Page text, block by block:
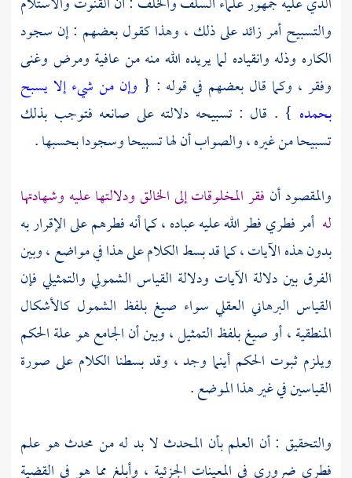
والتسبيح أمر زائد على ذلك ، وهذا كقول بعضهم : إن سجود
الكاره وذله وانقياده لما يريده الله منه من عافية ومرض وغنى
وفقر ، وكما قال بعضهم في قوله : { وإن من شيء إلا يسبح
بحمده } . قال : تسبيحه دلالته على صانعه فتوجب بذلك
تسبيحا من غيره ، والصواب أن لها تسبيحا وسجودا بحسبها .
والمقصود أن فقر المخلوقات إلى الخالق ودلالتها عليه وشهادتها
له أمر فطري فطر الله عليه عباده ، كما أنه فطرهم على الإقرار به
بدون هذه الآيات ، كما قد بسط الكلام على هذا في مواضع ، وبين
الفرق بين دلالة الآيات ودلالة القياس الشمولي والتمثيلي فإن
القياس البرهاني العقلي سواء صيغ بلفظ الشمول كالأشكال
المنطقية ، أو صيغ بلفظ التمثيل ، وبين أن الجامع هو علة الحكم
ويلزم ثبوت الحكم أينما وجد ، وقد بسطنا الكلام على صورة
القياسين في غير هذا الموضع .
والتحقيق : أن العلم بأن المحدث لا بد له من محدث هو علم
فطري ضروري في المعينات الجزئية ، وأبلغ مما هو في القضية